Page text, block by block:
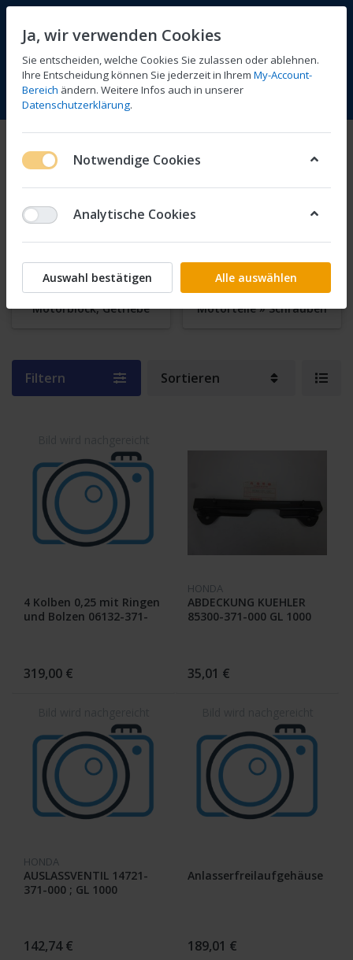
Menü Anmelden Vergleichen Wunschliste
Motorteile
Steuerkette
Motorblock, Getriebe Motorteile » Schrauben
Filtern Sortieren
4 Kolben 0,25 mit Ringen
und Bolzen 06132-371-
319,00 €
HONDA
ABDECKUNG KUEHLER
85300-371-000 GL 1000
35,01 €
HONDA
AUSLASSVENTIL 14721-
371-000 ; GL 1000
142,74 €
Anlasserfreilaufgehäuse
189,01 €
Ja, wir verwenden Cookies
Sie entscheiden, welche Cookies Sie zulassen oder ablehnen.
Ihre Entscheidung können Sie jederzeit in Ihrem My-Account-
Bereich ändern. Weitere Infos auch in unserer
Datenschutzerklärung.
Notwendige Cookies
Analytische Cookies
Auswahl bestätigen Alle auswählen